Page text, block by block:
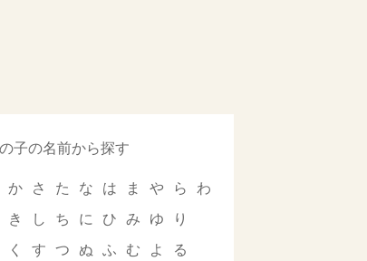
子の名前から探す
か
き
く
さ
し
す
た
ち
つ
な
に
ぬ
は
ひ
ふ
ま
み
む
や
ゆ
よ
ら
り
る
わ